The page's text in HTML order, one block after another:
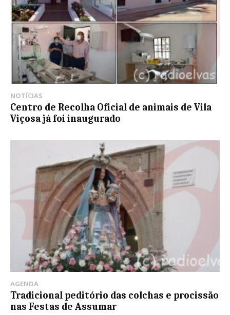
NOTÍCIAS
Centro de Recolha Oficial de animais de Vila
Viçosa já foi inaugurado
AGENDA
Tradicional peditório das colchas e procissão
nas Festas de Assumar